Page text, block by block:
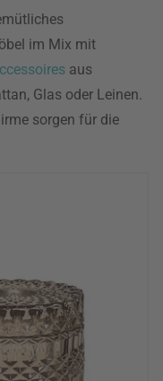
im Mix mit
aus
Glas oder Leinen.
sorgen für die